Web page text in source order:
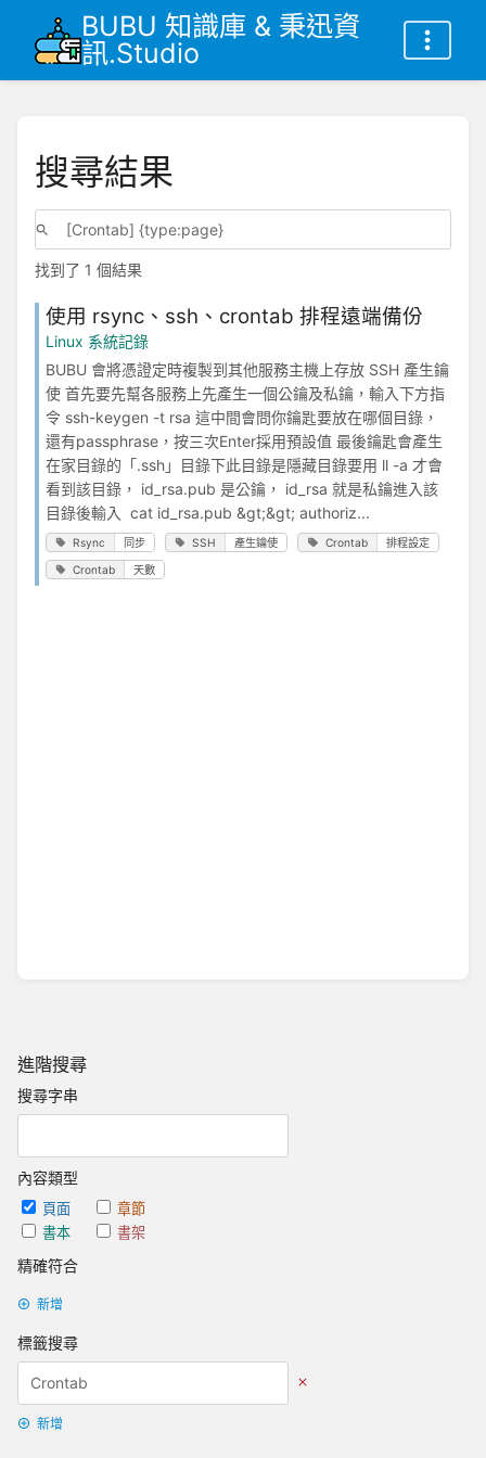
BUBU 知識庫 & 秉迅資
訊.Studio
進階搜尋
搜尋字串
內容類型
頁面
章節
書本
書架
精確符合
新增
標籤搜尋
新增
搜尋結果
找到了 1 個結果
使用 rsync、ssh、crontab 排程遠端備份
Linux 系統記錄
BUBU 會將憑證定時複製到其他服務主機上存放 SSH 產生鑰
使 首先要先幫各服務上先產生一個公鑰及私鑰，輸入下方指
令 ssh-keygen -t rsa 這中間會問你鑰匙要放在哪個目錄，
還有passphrase，按三次Enter採用預設值 最後鑰匙會產生
在家目錄的「.ssh」目錄下此目錄是隱藏目錄要用 ll -a 才會
看到該目錄， id_rsa.pub 是公鑰， id_rsa 就是私鑰進入該
目錄後輸入 cat id_rsa.pub &gt;&gt; authoriz...
Rsync 同步 SSH 產生鑰使 Crontab 排程設定
Crontab 天數